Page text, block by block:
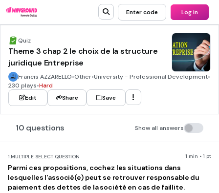
Enter code Log in
Quiz
Theme 3 chap 2 le choix de la structure
juridique Entreprise
Francis AZZARELLO•Other•University - Professional Development•
230 plays•Hard
Edit
Share Save
10 questions Show all answers
1.MULTIPLE SELECT QUESTION 1 min • 1 pt
Parmi ces propositions, cochez les situations dans
lesquelles l'associé(e) peut se retrouver responsable du
paiement des dettes de la société en cas de faillite.